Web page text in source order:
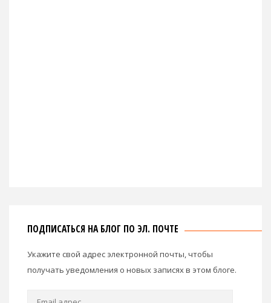
ПОДПИСАТЬСЯ НА БЛОГ ПО ЭЛ. ПОЧТЕ
Укажите свой адрес электронной почты, чтобы
получать уведомления о новых записях в этом блоге.
Email